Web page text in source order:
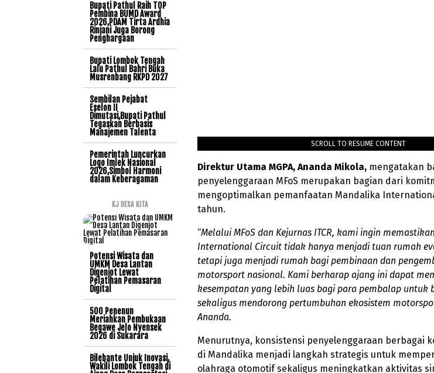
SCROLL TO RESUME CONTENT
Direktur Utama MGPA, Ananda Mikola, mengatakan
penyelenggaraan MFoS merupakan bagian dari
mengoptimalkan pemanfaatan Mandalika
tahun.
“Melalui MFoS dan Kejurnas ITCR, kami ingin
International Circuit tidak hanya menjadi tuan rumah
tetapi juga menjadi rumah bagi pembinaan dan
motorsport nasional. Kami berharap ajang ini dapat
kesempatan yang lebih luas bagi para pembalap untuk
sekaligus mendorong pertumbuhan ekosistem
Ananda.
Menurutnya, konsistensi penyelenggaraan berbagai
di Mandalika menjadi langkah strategis untuk
olahraga otomotif sekaligus meningkatkan aktivitas
Bupati Pathul Raih TOP
Pembina BUMD Award
2026,PDAM Tirta Ardhia
Rinjani Juga Borong
Penghargaan
Bupati Lombok Tengah
Lalu Pathul Bahri Buka
Musrenbang RKPD 2027
Sembilan Pejabat
Eselon II
Dimutasi,Bupati Pathul
Tegaskan Berbasis
Manajemen Talenta
Pemerintah Luncurkan
Logo Imlek Nasional
2026,Simbol Harmoni
dalam Keberagaman
KJ DESA KITA
Potensi Wisata dan
UMKM Desa Lantan
Digenjot Lewat
Pelatihan Pemasaran
Digital
500 Penenun
Meriahkan Pembukaan
Begawe Jelo Nyensek
2026 di Sukarara
Bilebante Unjuk Inovasi,
Wakili Lombok Tengah di